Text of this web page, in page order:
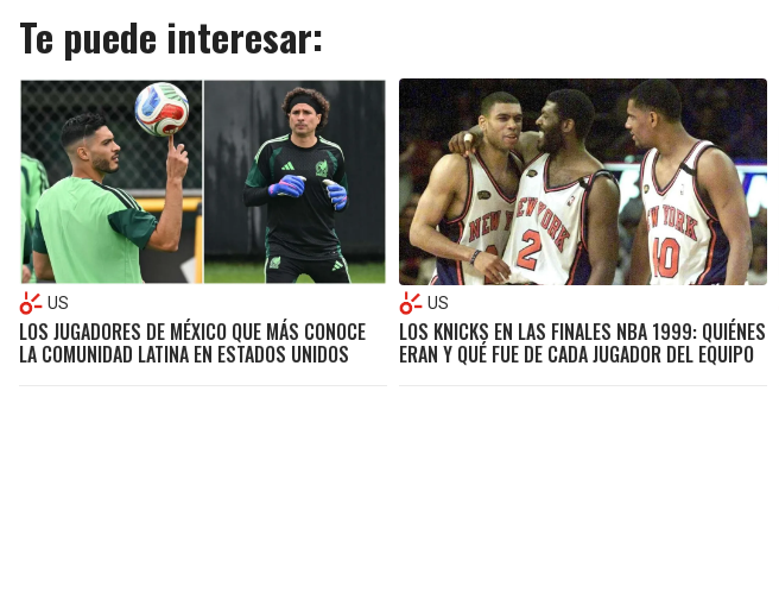
Te puede interesar:
US
LOS JUGADORES DE MÉXICO QUE MÁS CONOCE
LA COMUNIDAD LATINA EN ESTADOS UNIDOS
US
LOS KNICKS EN LAS FINALES NBA 1999: QUIÉNES
ERAN Y QUÉ FUE DE CADA JUGADOR DEL EQUIPO